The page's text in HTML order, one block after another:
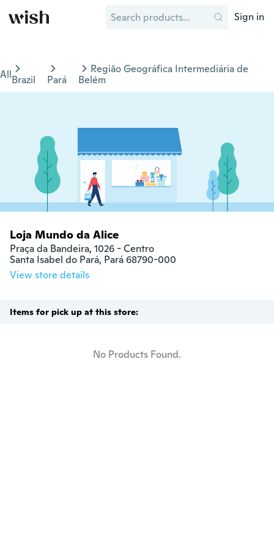
Sign in
AllBrazil Pará
Região Geográfica Intermediária de
Belém
Loja Mundo da Alice
Praça da Bandeira, 1026 - Centro
Santa Isabel do Pará, Pará 68790-000
View store details
Items for pick up at this store:
No Products Found.